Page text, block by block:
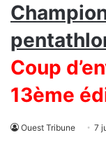
Coup
13ème
Ouest Tribune 7